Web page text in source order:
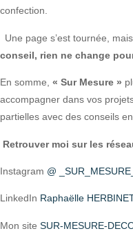
confection.
Une page s’est tournée, mais
conseil, rien ne change
En somme, « Sur Mesure »
accompagner dans vos
partielles avec des conseils
Retrouver moi sur les
Instagram @ _SUR_ MESURE_
LinkedIn Raphaëlle
Mon site SUR-MESURE-